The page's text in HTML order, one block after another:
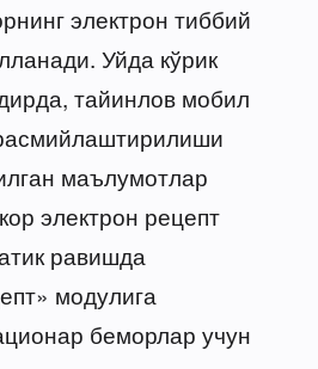
электрон тиббий
Уйда кўрик
тайинлов мобил
маълумотлар
электрон рецепт
равишда
модулига
беморлар учун